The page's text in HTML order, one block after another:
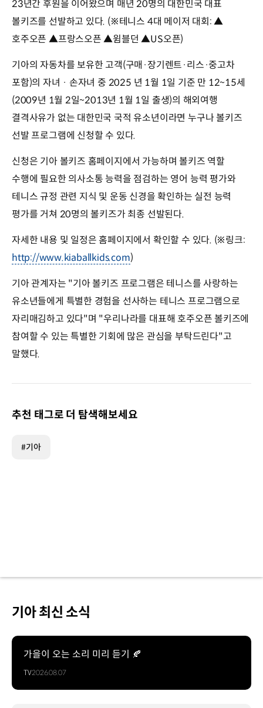
23년간 후원을 이어왔으며 매년 20명의 대한민국 대표
볼키즈를 선발하고 있다. (※테니스 4대 메이저 대회: ▲
호주오픈 ▲프랑스오픈 ▲윔블던 ▲US오픈)
기아의 자동차를 보유한 고객(구매·장기렌트·리스·중고차
포함)의 자녀 · 손자녀 중 2025 년 1월 1일 기준 만 12~15세
(2009년 1월 2일~2013년 1월 1일 출생)의 해외여행
결격사유가 없는 대한민국 국적 유소년이라면 누구나 볼키즈
선발 프로그램에 신청할 수 있다.
신청은 기아 볼키즈 홈페이지에서 가능하며 볼키즈 역할
수행에 필요한 의사소통 능력을 점검하는 영어 능력 평가와
테니스 규정 관련 지식 및 운동 신경을 확인하는 실전 능력
평가를 거쳐 20명의 볼키즈가 최종 선발된다.
자세한 내용 및 일정은 홈페이지에서 확인할 수 있다. (※링크:
http://www.kiaballkids.com)
기아 관계자는 "기아 볼키즈 프로그램은 테니스를 사랑하는
유소년들에게 특별한 경험을 선사하는 테니스 프로그램으로
자리매김하고 있다"며 "우리나라를 대표해 호주오픈 볼키즈에
참여할 수 있는 특별한 기회에 많은 관심을 부탁드린다"고
말했다.
추천 태그로 더 탐색해보세요
#기아
기아 최신 소식
가을이 오는 소리 미리 듣기 🍂
TV2026.08.07